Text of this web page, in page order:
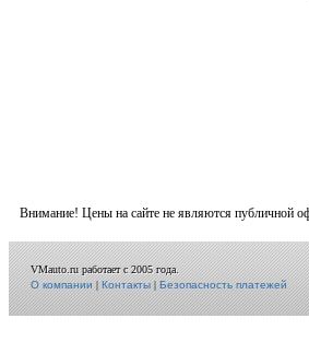
Внимание! Цены на сайте не являются публичной
VMauto.ru работает с 2005 года.
О компании|Контакты|Безопасность платежей